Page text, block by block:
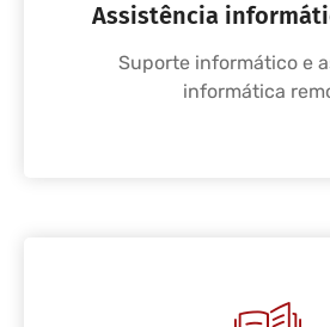
Assistência
Suporte informático e
informática